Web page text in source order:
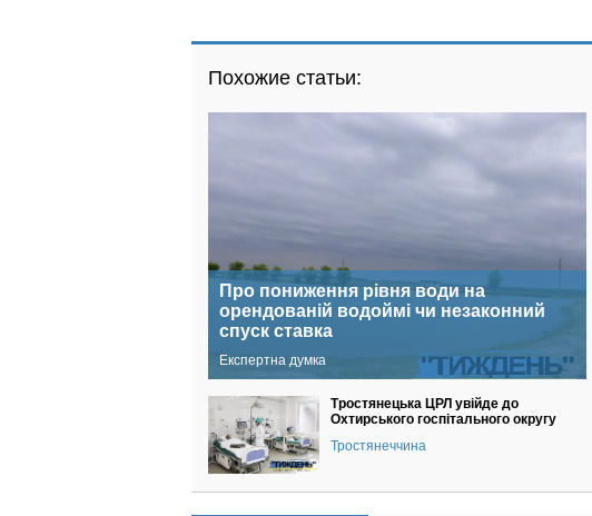
Похожие статьи:
Про пониження рівня води на
орендованій водоймі чи незаконний
спуск ставка
Експертна думка
Тростянецька ЦРЛ увійде до
Охтирського госпітального округу
Тростянеччина